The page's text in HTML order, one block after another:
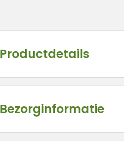
Productdetails
Bezorginformatie